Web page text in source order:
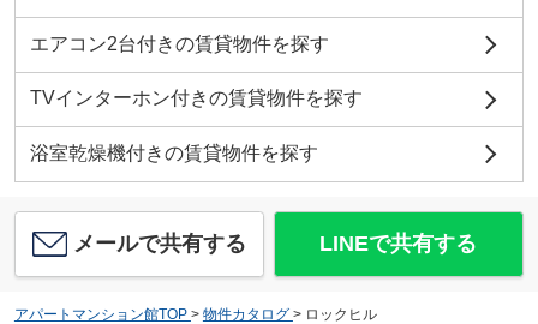
エアコン2台付きの賃貸物件を探す
TVインターホン付きの賃貸物件を探す
浴室乾燥機付きの賃貸物件を探す
メールで共有する LINEで共有する
アパートマンション館TOP > 物件カタログ > ロックヒル